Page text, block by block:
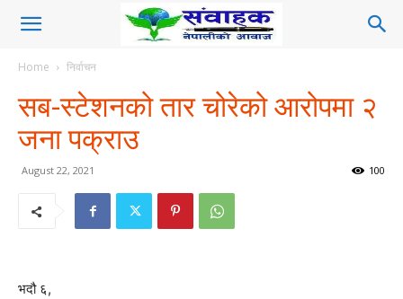
Home निर्वाचन
सब-स्टेशनको तार चोरेको आरोपमा २
जना पक्राउ
August 22, 2021 100
भदौ ६,